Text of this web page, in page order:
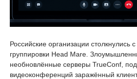
Российские организации столкнулись
группировки Head Mare.
необновлённые серверы TrueConf,
видеоконференций заражённый